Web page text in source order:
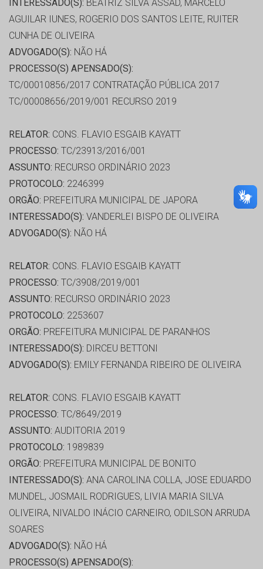
INTERESSADO(S): BEATRIZ SILVA ASSAD, MARCELO
AGUILAR IUNES, ROGERIO DOS SANTOS LEITE, RUITER
CUNHA DE OLIVEIRA
ADVOGADO(S): NÃO HÁ
PROCESSO(S) APENSADO(S):
TC/00010856/2017 CONTRATAÇÃO PÚBLICA 2017
TC/00008656/2019/001 RECURSO 2019
RELATOR: CONS. FLAVIO ESGAIB KAYATT
PROCESSO: TC/23913/2016/001
ASSUNTO: RECURSO ORDINÁRIO 2023
PROTOCOLO: 2246399
ORGÃO: PREFEITURA MUNICIPAL DE JAPORA
INTERESSADO(S): VANDERLEI BISPO DE OLIVEIRA
ADVOGADO(S): NÃO HÁ
RELATOR: CONS. FLAVIO ESGAIB KAYATT
PROCESSO: TC/3908/2019/001
ASSUNTO: RECURSO ORDINÁRIO 2023
PROTOCOLO: 2253607
ORGÃO: PREFEITURA MUNICIPAL DE PARANHOS
INTERESSADO(S): DIRCEU BETTONI
ADVOGADO(S): EMILY FERNANDA RIBEIRO DE OLIVEIRA
RELATOR: CONS. FLAVIO ESGAIB KAYATT
PROCESSO: TC/8649/2019
ASSUNTO: AUDITORIA 2019
PROTOCOLO: 1989839
ORGÃO: PREFEITURA MUNICIPAL DE BONITO
INTERESSADO(S): ANA CAROLINA COLLA, JOSE EDUARDO
MUNDEL, JOSMAIL RODRIGUES, LIVIA MARIA SILVA
OLIVEIRA, NIVALDO INÁCIO CARNEIRO, ODILSON ARRUDA
SOARES
ADVOGADO(S): NÃO HÁ
PROCESSO(S) APENSADO(S):